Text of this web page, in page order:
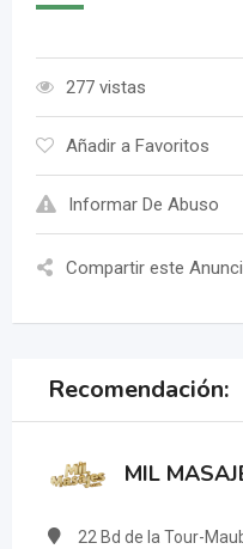
277 vistas
Añadir a Favoritos
Informar De Abuso
Compartir este
Recomendación:
MIL
22 Bd de la Tour-